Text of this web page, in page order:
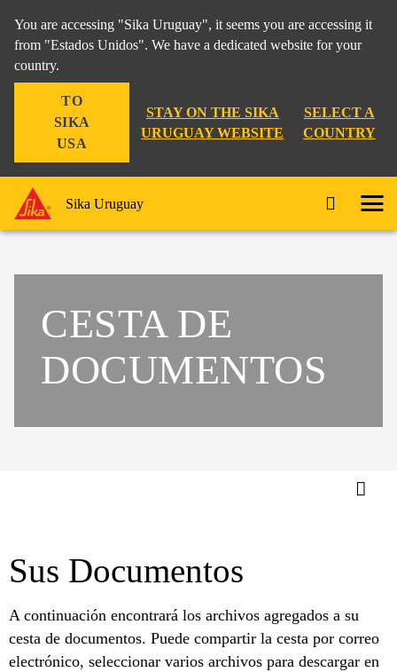
You are accessing "Sika Uruguay", it seems you are accessing it
from "Estados Unidos". We have a dedicated website for your
country.
TO
SIKA
USA
STAY ON THE SIKA
URUGUAY WEBSITE
SELECT A
COUNTRY
Sika Uruguay
CESTA DE
DOCUMENTOS
Sus Documentos
A continuación encontrará los archivos agregados a su
cesta de documentos. Puede compartir la cesta por correo
electrónico, seleccionar varios archivos para descargar en